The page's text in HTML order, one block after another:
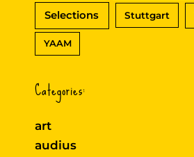
Selections Stuttgart
YAAM
Categories:
art
audius